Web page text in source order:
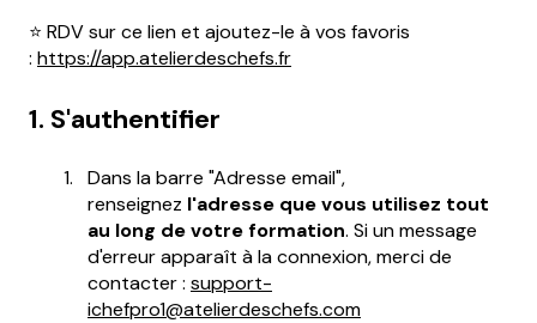
⭐ RDV sur ce lien et ajoutez-le à vos favoris
: https://app.atelierdeschefs.fr
1. S'authentifier
Dans la barre "Adresse email",
renseignez l'adresse que vous utilisez tout
au long de votre formation. Si un message
d'erreur apparaît à la connexion, merci de
contacter : support-
ichefpro1@atelierdeschefs.com